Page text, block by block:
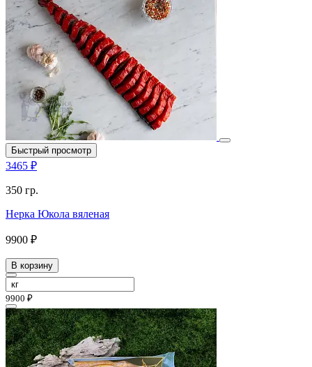
Быстрый просмотр
3465 ₽
350 гр.
Нерка Юкола вяленая
9900 ₽
В корзину
9900 ₽